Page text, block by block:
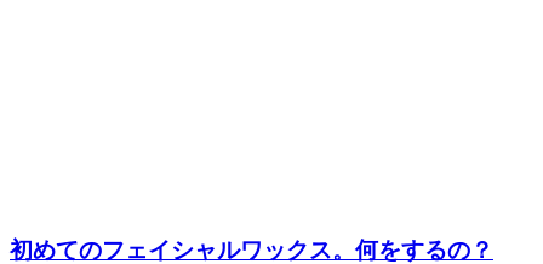
初めてのフェイシャルワックス。何をするの？